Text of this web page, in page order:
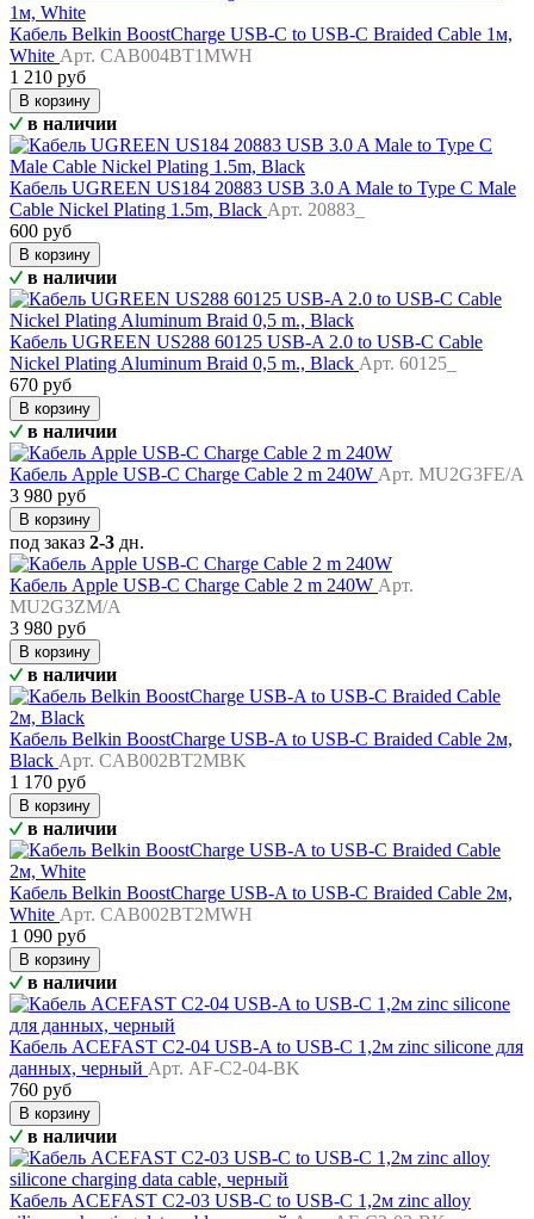
Кабель Belkin BoostCharge USB-C to USB-C Braided Cable 1м,
White Арт. CAB004BT1MWH
1 210 руб
В корзину
в наличии
Кабель UGREEN US184 20883 USB 3.0 A Male to Type C Male
Cable Nickel Plating 1.5m, Black Арт. 20883_
600 руб
В корзину
в наличии
Кабель UGREEN US288 60125 USB-A 2.0 to USB-C Cable
Nickel Plating Aluminum Braid 0,5 m., Black Арт. 60125_
670 руб
В корзину
в наличии
Кабель Apple USB-C Charge Cable 2 m 240W Арт. MU2G3FE/A
3 980 руб
В корзину
под заказ 2-3 дн.
Кабель Apple USB-C Charge Cable 2 m 240W Арт.
MU2G3ZM/A
3 980 руб
В корзину
в наличии
Кабель Belkin BoostCharge USB-A to USB-C Braided Cable 2м,
Black Арт. CAB002BT2MBK
1 170 руб
В корзину
в наличии
Кабель Belkin BoostCharge USB-A to USB-C Braided Cable 2м,
White Арт. CAB002BT2MWH
1 090 руб
В корзину
в наличии
Кабель ACEFAST C2-04 USB-A to USB-C 1,2м zinc silicone для
данных, черный Арт. AF-C2-04-BK
760 руб
В корзину
в наличии
Кабель ACEFAST C2-03 USB-C to USB-C 1,2м zinc alloy